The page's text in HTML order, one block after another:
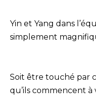
Yin et Yang dans
simplement
Soit être touché par
qu’ils commencent